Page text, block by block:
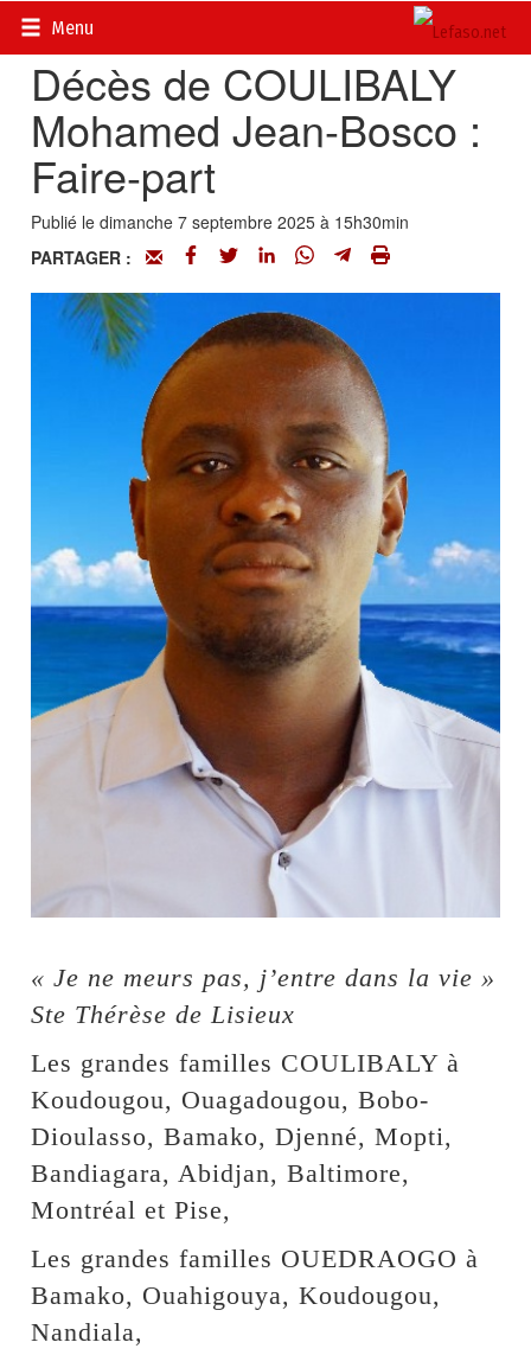
Menu
Accueil>
Décès de COULIBALY
Mohamed Jean-Bosco :
Faire-part
Publié le dimanche 7 septembre 2025 à 15h30min
PARTAGER :
« Je ne meurs pas, j’entre dans la vie »
Ste Thérèse de Lisieux
Les grandes familles COULIBALY à
Koudougou, Ouagadougou, Bobo-
Dioulasso, Bamako, Djenné, Mopti,
Bandiagara, Abidjan, Baltimore,
Montréal et Pise,
Les grandes familles OUEDRAOGO à
Bamako, Ouahigouya, Koudougou,
Nandiala,